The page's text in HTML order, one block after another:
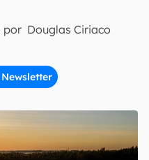
por Douglas Ciriaco
se
com os Termos de
do Canaltech.